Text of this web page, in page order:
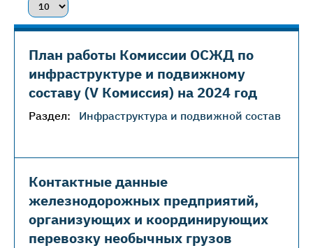
План работы Комиссии ОСЖД по
инфраструктуре и подвижному
составу (V Комиссия) на 2024 год
Раздел: Инфраструктура и подвижной состав
Контактные данные
железнодорожных предприятий,
организующих и координирующих
перевозку необычных грузов